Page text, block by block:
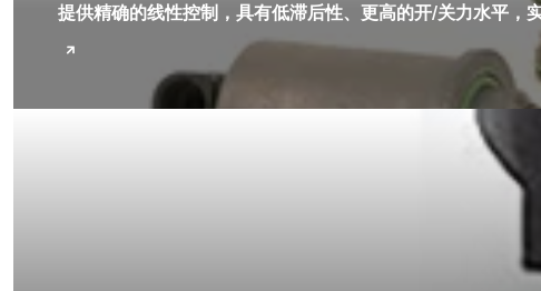
提供精确的线性控制，具有低滞后性、更高的开/关力水平，